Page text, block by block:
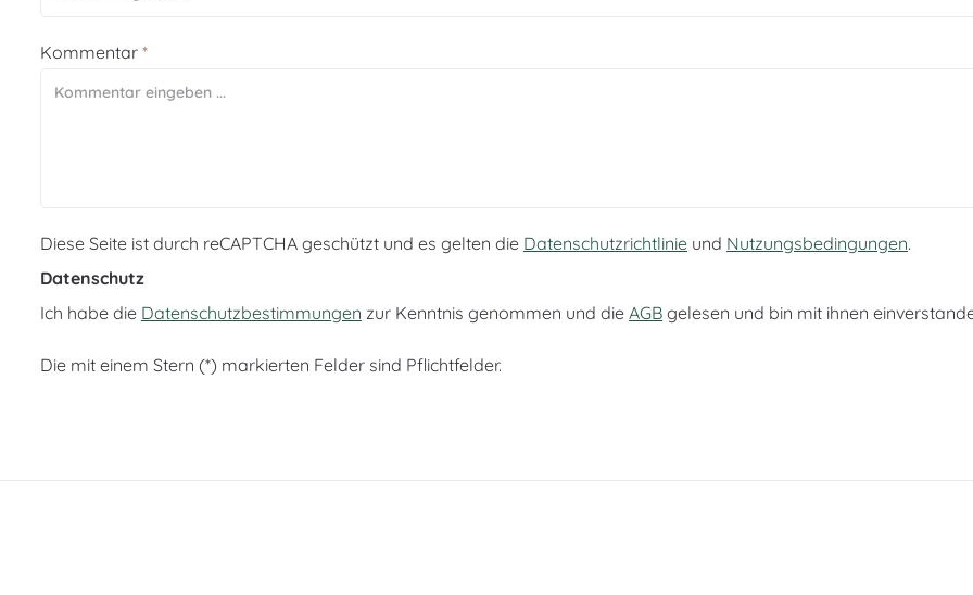
Kommentar *
Diese Seite ist durch reCAPTCHA geschützt und es gelten die Datenschutzrichtlinie und Nutzungsbedingungen.
Datenschutz
Ich habe die Datenschutzbestimmungen zur Kenntnis genommen und die AGB gelesen und bin mit ihnen
Die mit einem Stern (*) markierten Felder sind Pflichtfelder.